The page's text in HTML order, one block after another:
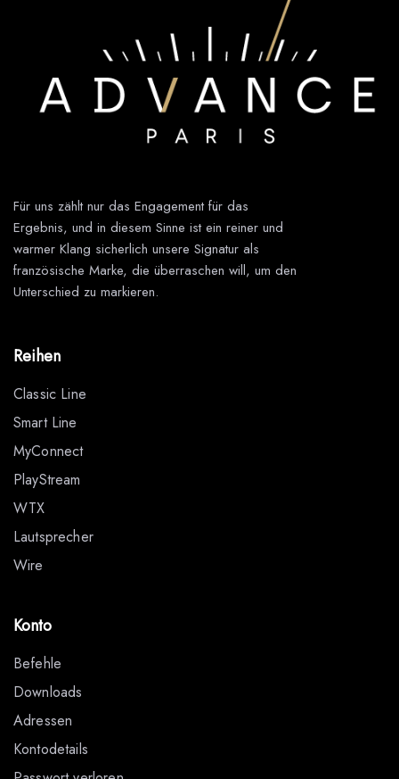
Für uns zählt nur das Engagement für das
Ergebnis, und in diesem Sinne ist ein reiner und
warmer Klang sicherlich unsere Signatur als
französische Marke, die überraschen will, um den
Unterschied zu markieren.
Reihen
Classic Line
Smart Line
MyConnect
PlayStream
WTX
Lautsprecher
Wire
Konto
Befehle
Downloads
Adressen
Kontodetails